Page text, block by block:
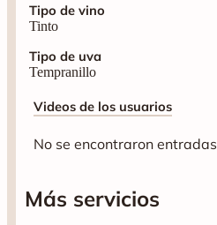
Tipo de vino
Tinto
Tipo de uva
Tempranillo
Videos de los usuarios
No se encontraron entradas
Más servicios